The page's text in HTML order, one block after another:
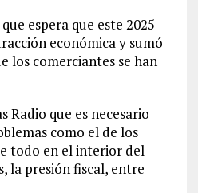
espera que este 2025
económica y sumó
los comerciantes se han
Radio que es necesario
como el de los
todo en el interior del
la presión fiscal, entre